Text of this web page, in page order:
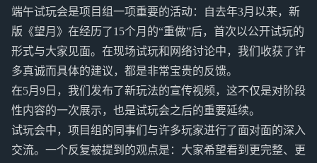
端午试玩会是项目组一项重要的活动：自去年3月以来，新
版《望月》在经历了15个月的“重做”后，首次以公开试玩的
形式与大家见面。在现场试玩和网络讨论中，我们收获了许
多真诚而具体的建议，都是非常宝贵的反馈。
在5月9日，我们发布了新玩法的宣传视频，这不仅是对阶段
性内容的一次展示，也是试玩会之后的重要延续。
试玩会中，项目组的同事们与许多玩家进行了面对面的深入
交流。一个反复被提到的观点是：大家希望看到更完整、更